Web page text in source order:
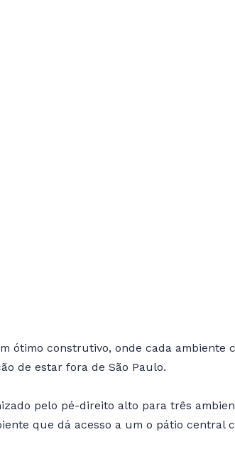
ótimo construtivo, onde cada ambiente
de estar fora de São Paulo.
pelo pé-direito alto para três
que dá acesso a um o pátio central